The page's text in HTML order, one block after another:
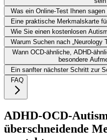
Was ein Online-Test Ihnen
Eine praktische Merkmalskarte
Wie Sie einen kostenlosen
Warum Suchen nach „Neurology
Wann OCD-ähnliche, ADHD-
besondere
Ein sanfter nächster Schritt zur
FAQ
ADHD-OCD-
überschneidende